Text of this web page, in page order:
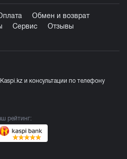
Обмен и возврат
Сервис
Отзывы
и консультации по телефону
рейтинг: